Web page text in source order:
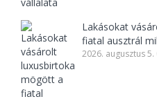
Lakásokat
fiatal ausztrál
2026. augusztus 5.